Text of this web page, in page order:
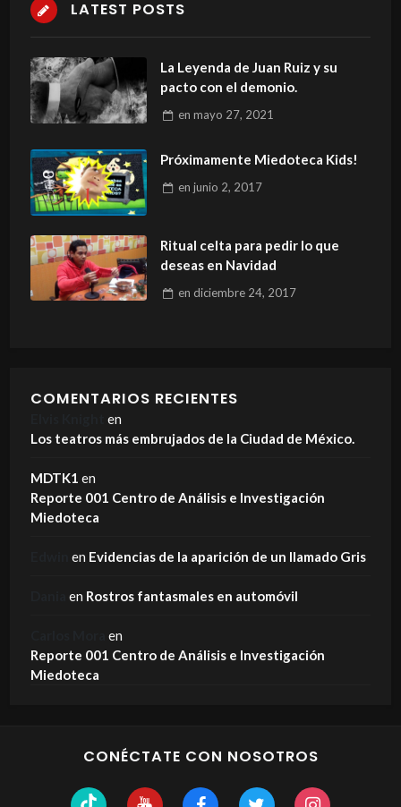
LATEST POSTS
La Leyenda de Juan Ruiz y su
pacto con el demonio.
en mayo 27, 2021
Próximamente Miedoteca Kids!
en junio 2, 2017
Ritual celta para pedir lo que
deseas en Navidad
en diciembre 24, 2017
COMENTARIOS RECIENTES
en
Los teatros más embrujados de la Ciudad de México.
MDTK1 en
Reporte 001 Centro de Análisis e Investigación
Miedoteca
en Evidencias de la aparición de un llamado Gris
en Rostros fantasmales en automóvil
en
Reporte 001 Centro de Análisis e Investigación
Miedoteca
CONÉCTATE CON NOSOTROS